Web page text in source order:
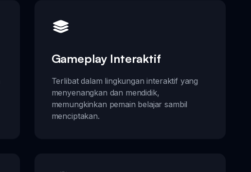
Gameplay Interaktif
Terlibat dalam lingkungan interaktif yang
menyenangkan dan mendidik,
memungkinkan pemain belajar sambil
menciptakan.